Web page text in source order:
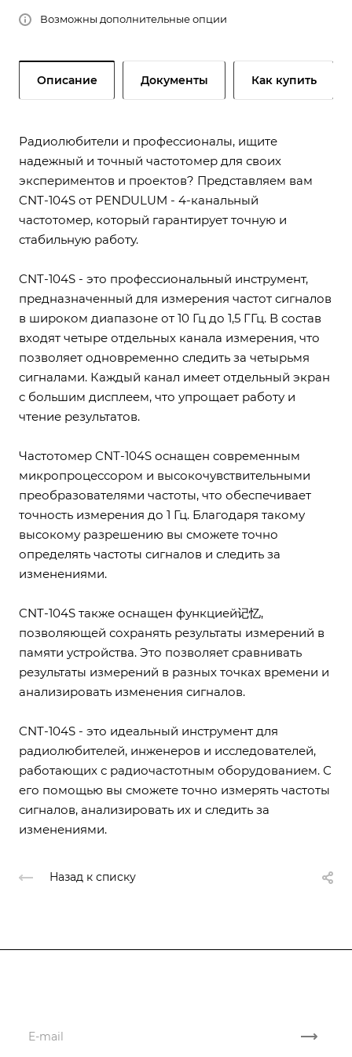
Возможны дополнительные опции
Описание Документы Как купить
Радиолюбители и профессионалы, ищите
надежный и точный частотомер для своих
экспериментов и проектов? Представляем вам
CNT-104S от PENDULUM - 4-канальный
частотомер, который гарантирует точную и
стабильную работу.
CNT-104S - это профессиональный инструмент,
предназначенный для измерения частот сигналов
в широком диапазоне от 10 Гц до 1,5 ГГц. В состав
входят четыре отдельных канала измерения, что
позволяет одновременно следить за четырьмя
сигналами. Каждый канал имеет отдельный экран
с большим дисплеем, что упрощает работу и
чтение результатов.
Частотомер CNT-104S оснащен современным
микропроцессором и высокочувствительными
преобразователями частоты, что обеспечивает
точность измерения до 1 Гц. Благодаря такому
высокому разрешению вы сможете точно
определять частоты сигналов и следить за
изменениями.
CNT-104S также оснащен функцией记忆,
позволяющей сохранять результаты измерений в
памяти устройства. Это позволяет сравнивать
результаты измерений в разных точках времени и
анализировать изменения сигналов.
CNT-104S - это идеальный инструмент для
радиолюбителей, инженеров и исследователей,
работающих с радиочастотным оборудованием. С
его помощью вы сможете точно измерять частоты
сигналов, анализировать их и следить за
изменениями.
Назад к списку